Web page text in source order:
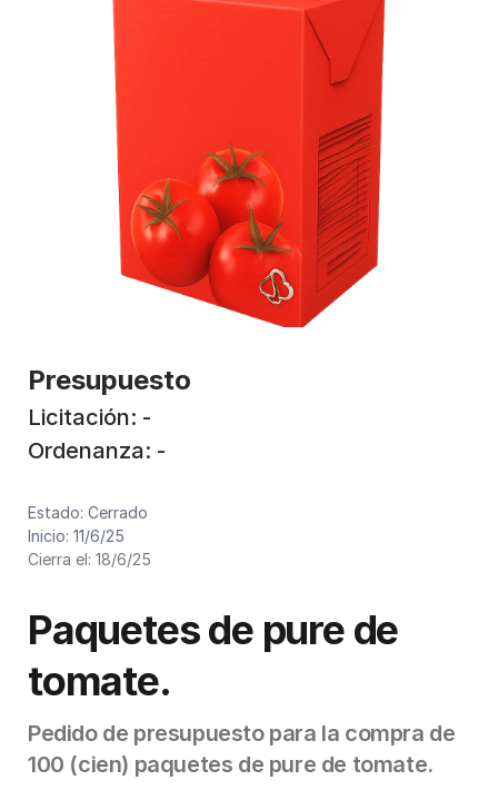
Presupuesto
Licitación: -
Ordenanza: -
Cód. de presupuesto: P079/2025
Estado: Cerrado
Inicio: 11/6/25
Cierra el: 18/6/25
Paquetes de pure de
tomate.
Pedido de presupuesto para la compra de
100 (cien) paquetes de pure de tomate.